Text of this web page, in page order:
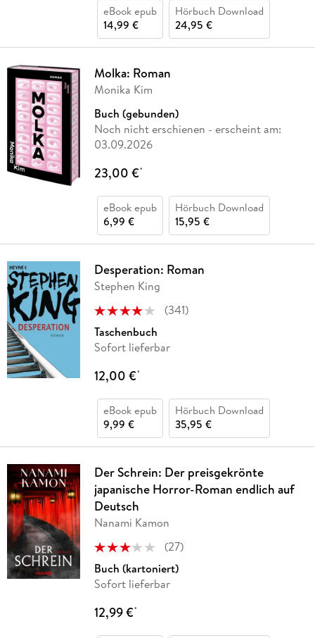
eBook epub
14,99 €
Hörbuch Download
24,95 €
Molka: Roman
Monika Kim
Buch (gebunden)
Noch nicht erschienen - erscheint am:
03.09.2026
23,00 €*
eBook epub
6,99 €
Hörbuch Download
15,95 €
Desperation: Roman
Stephen King
(341)
Taschenbuch
Sofort lieferbar
12,00 €*
eBook epub
9,99 €
Hörbuch Download
35,95 €
Der Schrein: Der preisgekrönte
japanische Horror-Roman endlich auf
Deutsch
Nanami Kamon
(27)
Buch (kartoniert)
Sofort lieferbar
12,99 €*